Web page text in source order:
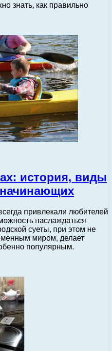
знать, как правильно
история, виды
привлекали любителей
наслаждаться
суеты, при этом не
миром, делает
популярным.